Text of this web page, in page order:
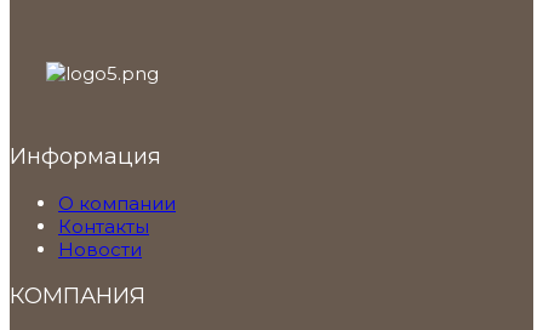
Информация
О компании
Контакты
Новости
КОМПАНИЯ